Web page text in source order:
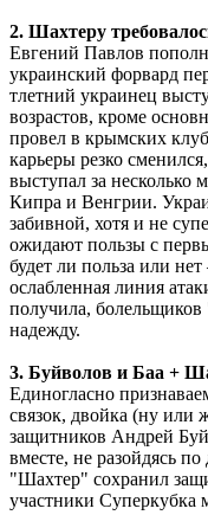
2. Шахтеру
Евгений Павлов
украинский форвард
тлетний украинец
возрастов, кроме
провел в крымских
карьеры резко
выступал за несколько
Кипра и Венгрии.
забивной, хотя и не
ожидают пользы с
будет ли польза или
ослабленная линия
получила, болельщиков
надежду.
3. Буйволов и Баа +
Единогласно
связок, двойка (ну
защитников Андрей
вместе, не разойдясь
"Шахтер" сохранил
участники Суперкубка